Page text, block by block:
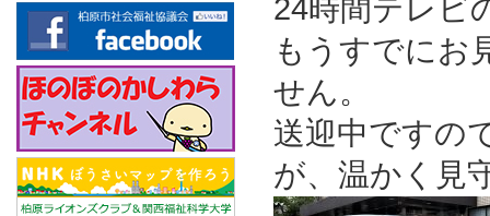
24時間テレビ
もうすでにお
せん。
送迎中ですの
が、温かく見